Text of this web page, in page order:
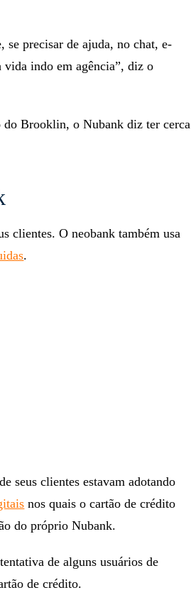
se precisar de ajuda, no chat, e-
indo em agência”, diz o
do Brooklin, o Nubank diz ter cerca
clientes. O neobank também usa
.
seus clientes estavam adotando
nos quais o cartão de crédito
do próprio Nubank.
de alguns usuários de
de crédito.